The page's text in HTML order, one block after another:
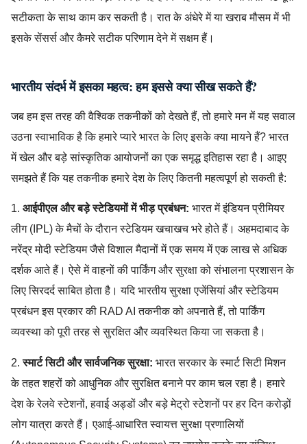
सटीकता के साथ काम कर सकती है। रात के अंधेरे में या खराब मौसम में भी
इसके सेंसर्स और कैमरे सटीक परिणाम देने में सक्षम हैं।
भारतीय संदर्भ में इसका महत्व: हम इससे क्या सीख सकते हैं?
जब हम इस तरह की वैश्विक तकनीकों को देखते हैं, तो हमारे मन में यह सवाल
उठना स्वाभाविक है कि हमारे प्यारे भारत के लिए इसके क्या मायने हैं? भारत
में खेल और बड़े सांस्कृतिक आयोजनों का एक समृद्ध इतिहास रहा है। आइए
समझते हैं कि यह तकनीक हमारे देश के लिए कितनी महत्वपूर्ण हो सकती है:
1. आईपीएल और बड़े स्टेडियमों में भीड़ प्रबंधन: भारत में इंडियन प्रीमियर
लीग (IPL) के मैचों के दौरान स्टेडियम खचाखच भरे होते हैं। अहमदाबाद के
नरेंद्र मोदी स्टेडियम जैसे विशाल मैदानों में एक समय में एक लाख से अधिक
दर्शक आते हैं। ऐसे में वाहनों की पार्किंग और सुरक्षा को संभालना प्रशासन के
लिए सिरदर्द साबित होता है। यदि भारतीय सुरक्षा एजेंसियां और स्टेडियम
प्रबंधन इस प्रकार की RAD AI तकनीक को अपनाते हैं, तो पार्किंग
व्यवस्था को पूरी तरह से सुरक्षित और व्यवस्थित किया जा सकता है।
2.स्मार्ट सिटी और सार्वजनिक सुरक्षा: भारत सरकार के स्मार्ट सिटी मिशन
के तहत शहरों को आधुनिक और सुरक्षित बनाने पर काम चल रहा है। हमारे
देश के रेलवे स्टेशनों, हवाई अड्डों और बड़े मेट्रो स्टेशनों पर हर दिन करोड़ों
लोग यात्रा करते हैं। एआई-आधारित स्वायत्त सुरक्षा प्रणालियों